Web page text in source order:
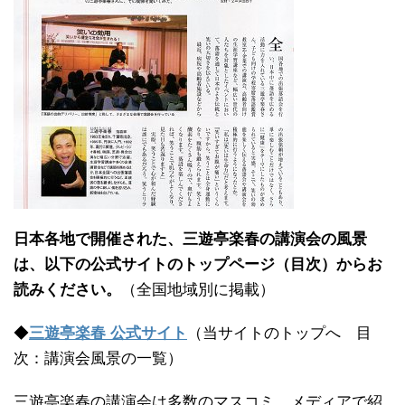
日本各地で開催された、三遊亭楽春の講演会の風景
は、以下の公式サイトのトップページ（目次）からお
読みください。
（全国地域別に掲載）
◆三遊亭楽春 公式サイト
（当サイトのトップへ 目
次：講演会風景の一覧）